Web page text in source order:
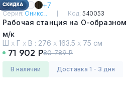
+7
Серия: Оникс... Код: 540053
Рабочая станция на О-образном
м/к
Дуб Аттик
Ш х Г х В : 276 х 163.5 х 75 см
71 902 Р80 789 Р
в наличии Доставка 1 - 3 дня